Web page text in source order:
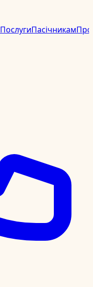
ПослугиПасічникамПро